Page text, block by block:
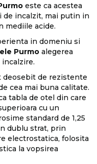
este ca acestea
incalzit, mai putin in
mediile acide.
in domeniu si
Purmo alegerea
deosebit de rezistente
cea mai buna calitate.
tabla de otel din care
cu un
standard de 1,25
dublu strat, prin
electrostatica, folosita
la vopsirea